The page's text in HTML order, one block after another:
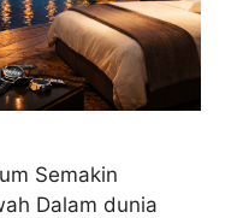
Semakin
Dalam dunia